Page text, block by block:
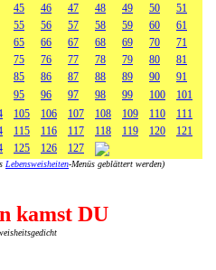
45 46 47 48 49 50
51
55 56 57 58 59 60
61
65 66 67 68 69 70
71
75 76 77 78 79 80
81
85 86 87 88 89 90
91
95 96 97 98 99 100
101
105 106 107 108 109 110
111
115 116 117 118 119 120
121
125 126 127
Lebensweisheiten-Menüs geblättert werden)
kamst DU